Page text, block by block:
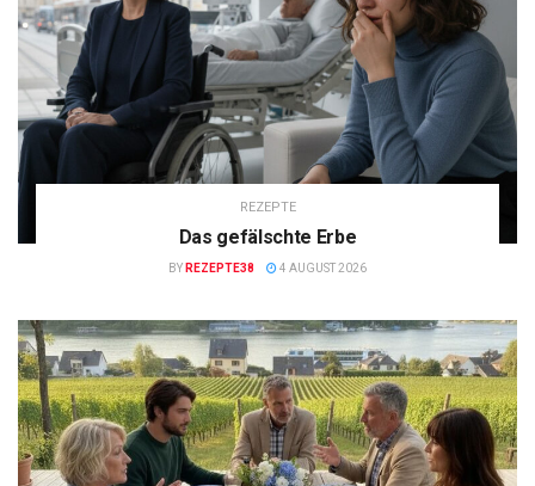
REZEPTE
Das gefälschte Erbe
BY REZEPTE38 4 AUGUST 2026